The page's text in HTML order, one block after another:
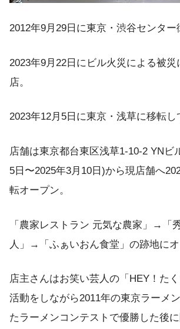
2012年9月29日に東京・渋谷センター
2023年9月22日にビル火災による被災
店。
2023年12月5日に東京・浅草に移転し
店舗は東京都台東区浅草1-10-2 YNビ
5日〜2025年3月10日)から現店舗へ
転オープン。
「農家レストラン 元気な農家」→「
人」→「ふぁいおん食堂」の跡地にオ
店主さんはお笑い芸人の「HEY！た
活動をしながら2011年の東京ラーメ
たラーメンコンテストで優勝した後に